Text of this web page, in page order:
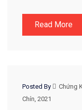
Read More
CHIẾN LƯỢC GIAO DỊCH
Posted By Chứng
Chín, 2021